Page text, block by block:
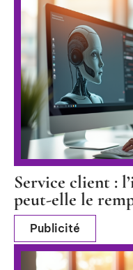
Service client :
peut-elle le
Publicité